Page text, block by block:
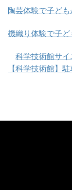
陶芸体験で子ど
機織り体験で子
科学技術館サ
【科学技術館】